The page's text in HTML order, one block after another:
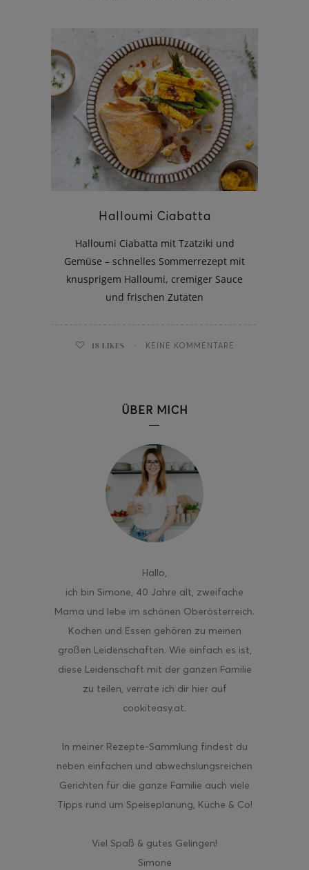
Halloumi Ciabatta
Halloumi Ciabatta mit Tzatziki und
Gemüse – schnelles Sommerrezept mit
knusprigem Halloumi, cremiger Sauce
und frischen Zutaten
18 LIKES KEINE KOMMENTARE
ÜBER MICH
Hallo,
ich bin Simone, 40 Jahre alt, zweifache
Mama und lebe im schönen Oberösterreich.
Kochen und Essen gehören zu meinen
großen Leidenschaften. Wie einfach es ist,
diese Leidenschaft mit der ganzen Familie
zu teilen, verrate ich dir hier auf
cookiteasy.at.
In meiner Rezepte-Sammlung findest du
neben einfachen und abwechslungsreichen
Gerichten für die ganze Familie auch viele
Tipps rund um Speiseplanung, Küche & Co!
Viel Spaß & gutes Gelingen!
Simone